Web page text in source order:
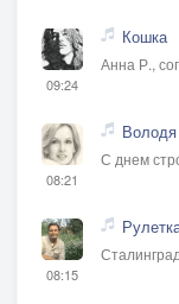
09:24
Кошка
Анна Р.,
08:21
Володя
С днем
08:15